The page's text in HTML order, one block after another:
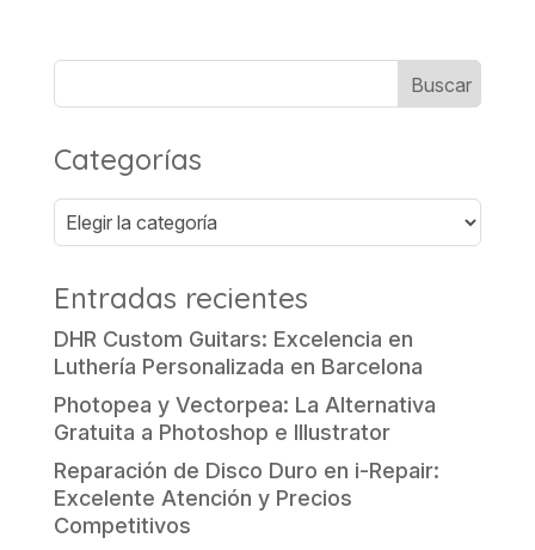
Categorías
Categorías
Entradas recientes
DHR Custom Guitars: Excelencia en
Luthería Personalizada en Barcelona
Photopea y Vectorpea: La Alternativa
Gratuita a Photoshop e Illustrator
Reparación de Disco Duro en i-Repair:
Excelente Atención y Precios
Competitivos